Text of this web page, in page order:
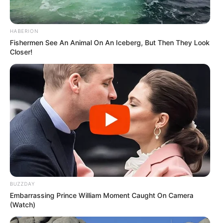
HABERION
Fishermen See An Animal On An Iceberg, But Then They Look
Closer!
BUZZDAY
Embarrassing Prince William Moment Caught On Camera
(Watch)